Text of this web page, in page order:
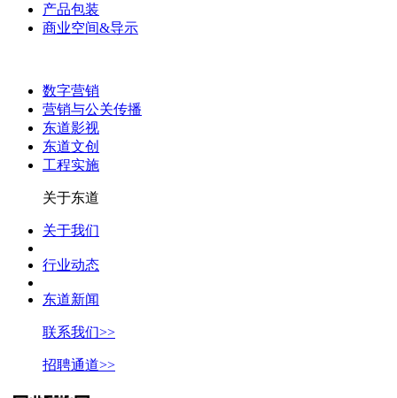
产品包装
商业空间&导示
数字营销
营销与公关传播
东道影视
东道文创
工程实施
关于东道
关于我们
行业动态
东道新闻
联系我们>>
招聘通道>>